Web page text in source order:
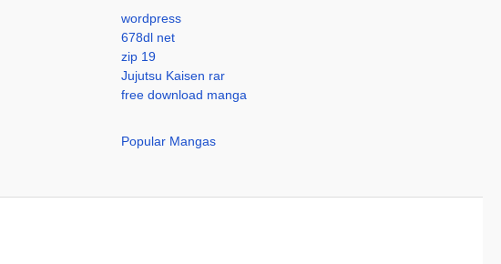
wordpress
678dl net
zip 19
Jujutsu Kaisen rar
free download manga
Popular Mangas